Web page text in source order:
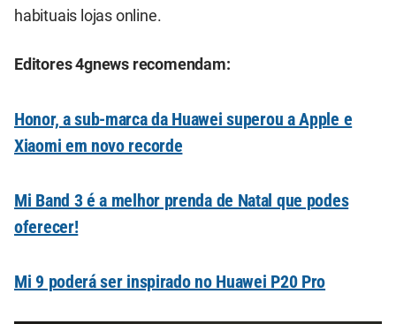
habituais lojas online.
Editores 4gnews recomendam:
Honor, a sub-marca da Huawei superou a Apple e
Xiaomi em novo recorde
Mi Band 3 é a melhor prenda de Natal que podes
oferecer!
Mi 9 poderá ser inspirado no Huawei P20 Pro